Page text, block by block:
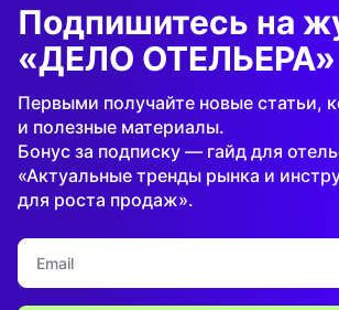
Подпишитесь на
«ДЕЛО ОТЕЛЬЕРА»
Первыми получайте новые статьи,
и полезные материалы.
Бонус за подписку — гайд для
«Актуальные тренды рынка и
для роста продаж».